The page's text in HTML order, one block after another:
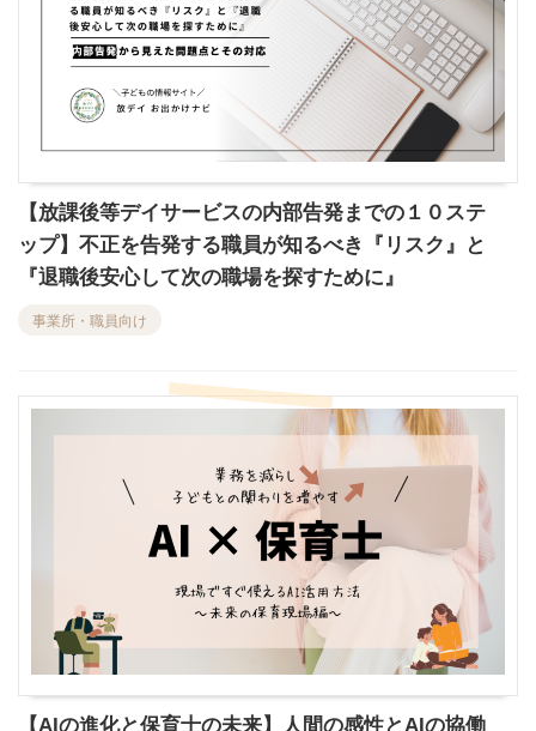
【放課後等デイサービスの内部告発までの１０ステ
ップ】不正を告発する職員が知るべき『リスク』と
『退職後安心して次の職場を探すために』
事業所・職員向け
【AIの進化と保育士の未来】人間の感性とAIの協働